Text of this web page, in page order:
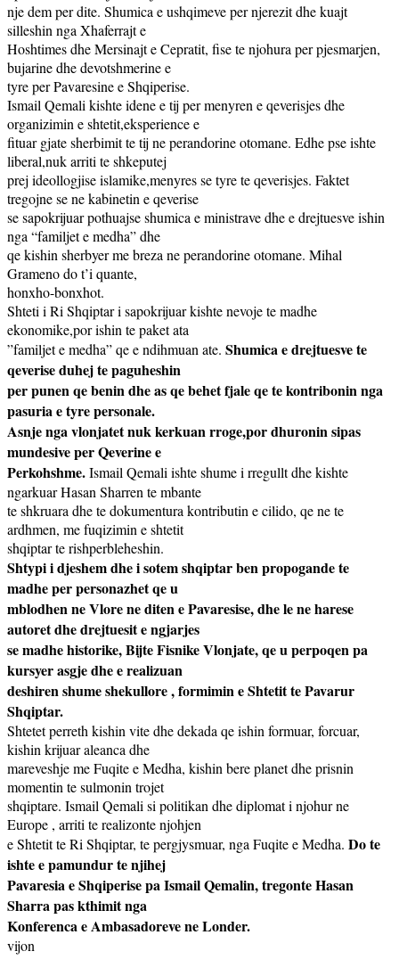
nje dem per dite. Shumica e ushqimeve per njerezit dhe kuajt
silleshin nga Xhaferrajt e
Hoshtimes dhe Mersinajt e Cepratit, fise te njohura per pjesmarjen,
bujarine dhe devotshmerine e
tyre per Pavaresine e Shqiperise.
Ismail Qemali kishte idene e tij per menyren e qeverisjes dhe
organizimin e shtetit,eksperience e
fituar gjate sherbimit te tij ne perandorine otomane. Edhe pse ishte
liberal,nuk arriti te shkeputej
prej ideollogjise islamike,menyres se tyre te qeverisjes. Faktet
tregojne se ne kabinetin e qeverise
se sapokrijuar pothuajse shumica e ministrave dhe e drejtuesve ishin
nga “familjet e medha” dhe
qe kishin sherbyer me breza ne perandorine otomane. Mihal
Grameno do t’i quante,
honxho-bonxhot.
Shteti i Ri Shqiptar i sapokrijuar kishte nevoje te madhe
ekonomike,por ishin te paket ata
”familjet e medha” qe e ndihmuan ate. Shumica e drejtuesve te
qeverise duhej te paguheshin
per punen qe benin dhe as qe behet fjale qe te kontribonin nga
pasuria e tyre personale.
Asnje nga vlonjatet nuk kerkuan rroge,por dhuronin sipas
mundesive per Qeverine e
Perkohshme.Ismail Qemali ishte shume i rregullt dhe kishte
ngarkuar Hasan Sharren te mbante
te shkruara dhe te dokumentura kontributin e cilido, qe ne te
ardhmen, me fuqizimin e shtetit
shqiptar te rishperbleheshin.
Shtypi i djeshem dhe i sotem shqiptar ben propogande te
madhe per personazhet qe u
mblodhen ne Vlore ne diten e Pavaresise, dhe le ne harese
autoret dhe drejtuesit e ngjarjes
se madhe historike, Bijte Fisnike Vlonjate, qe u perpoqen pa
kursyer asgje dhe e realizuan
deshiren shume shekullore , formimin e Shtetit te Pavarur
Shqiptar.
Shtetet perreth kishin vite dhe dekada qe ishin formuar, forcuar,
kishin krijuar aleanca dhe
mareveshje me Fuqite e Medha, kishin bere planet dhe prisnin
momentin te sulmonin trojet
shqiptare. Ismail Qemali si politikan dhe diplomat i njohur ne
Europe , arriti te realizonte njohjen
e Shtetit te Ri Shqiptar, te pergjysmuar, nga Fuqite e Medha. Do te
ishte e pamundur te njihej
Pavaresia e Shqiperise pa Ismail Qemalin, tregonte Hasan
Sharra pas kthimit nga
Konferenca e Ambasadoreve ne Londer.
vijon